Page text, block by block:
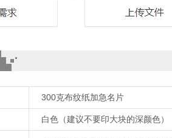
300克布纹纸加急名片
白色（建议不要印大块的深颜色）